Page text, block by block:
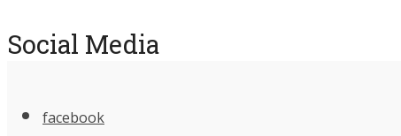
Social Media
facebook